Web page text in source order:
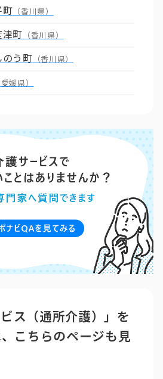
町 （香川県）
津町 （香川県）
のう町 （香川県）
愛媛県）
ビス（通所介護）」を
こちらのページも見